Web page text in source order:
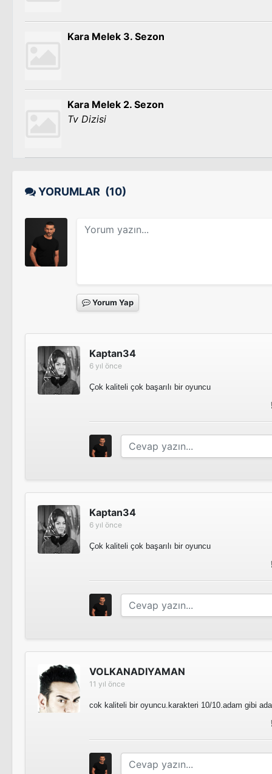
Kara Melek 3. Sezon
Kara Melek 2. Sezon
Tv Dizisi
YORUMLAR (10)
Yorum Yap
Kaptan34
6 yıl önce
Çok kaliteli çok başarılı bir oyuncu
Kaptan34
6 yıl önce
Çok kaliteli çok başarılı bir oyuncu
VOLKANADIYAMAN
11 yıl önce
cok kaliteli bir oyuncu.karakteri 10/10.adam gibi